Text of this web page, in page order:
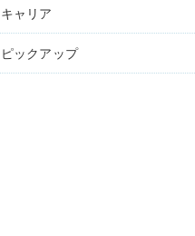
キャリア
ピックアップ